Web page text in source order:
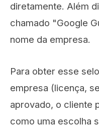
diretamente. Além
chamado "Google
nome da empresa.
Para obter esse
empresa (licença,
aprovado, o cliente
como uma escolha